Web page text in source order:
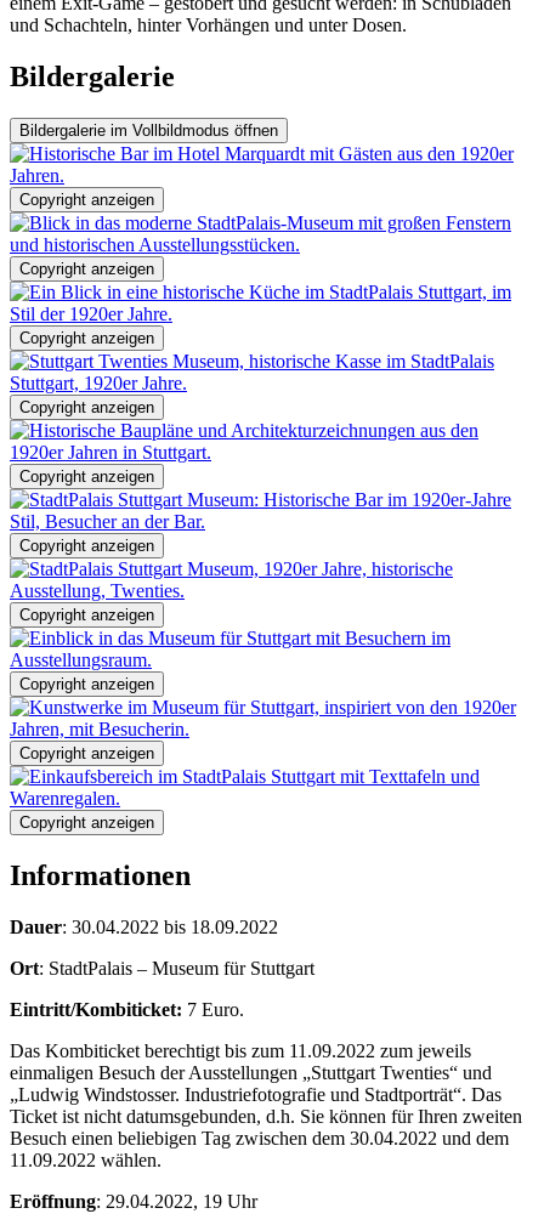
und Schachteln, hinter Vorhängen und unter Dosen.
Bildergalerie
Bildergalerie im Vollbildmodus öffnen
Copyright anzeigen
Copyright anzeigen
Copyright anzeigen
Copyright anzeigen
Copyright anzeigen
Copyright anzeigen
Copyright anzeigen
Copyright anzeigen
Copyright anzeigen
Copyright anzeigen
Informationen
Dauer: 30.04.2022 bis 18.09.2022
Ort: StadtPalais – Museum für Stuttgart
Eintritt/Kombiticket: 7 Euro.
Das Kombiticket berechtigt bis zum 11.09.2022 zum jeweils
einmaligen Besuch der Ausstellungen „Stuttgart Twenties“ und
„Ludwig Windstosser. Industriefotografie und Stadtporträt“. Das
Ticket ist nicht datumsgebunden, d.h. Sie können für Ihren zweiten
Besuch einen beliebigen Tag zwischen dem 30.04.2022 und dem
11.09.2022 wählen.
Eröffnung: 29.04.2022, 19 Uhr